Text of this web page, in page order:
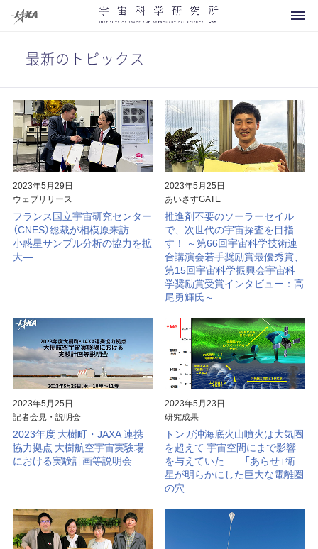
科学衛星・探査機
運用中
将来計画
運用終了
その他
大気球
ミッションに関連して思うこと
お知らせ
イベント
見学案内
宇宙科学講演会
宇宙学校
講師派遣
ISASニュース
模型貸出し
概要
宇宙科学研究所賞
ビジョン
関連施設
組織
歴史
歴代所長
最新のトピックス
2023年5月29日
ウェブリリース
フランス国立宇宙研究センター
（CNES）総裁が相模原来訪 ―
小惑星サンプル分析の協力を拡
大―
2023年5月25日
あいさすGATE
推進剤不要のソーラーセイル
で、次世代の宇宙探査を目指
す！ ～第66回宇宙科学技術連
合講演会若手奨励賞最優秀賞、
第15回宇宙科学振興会宇宙科
学奨励賞受賞インタビュー：高
尾勇輝氏～
2023年5月25日
記者会見・説明会
2023年度 大樹町・JAXA 連携
協力拠点 大樹航空宇宙実験場
における実験計画等説明会
2023年5月23日
研究成果
トンガ沖海底火山噴火は大気圏
を超えて 宇宙空間にまで影響
を与えていた ―「あらせ」衛
星が明らかにした巨大な電離圏
の穴 ―